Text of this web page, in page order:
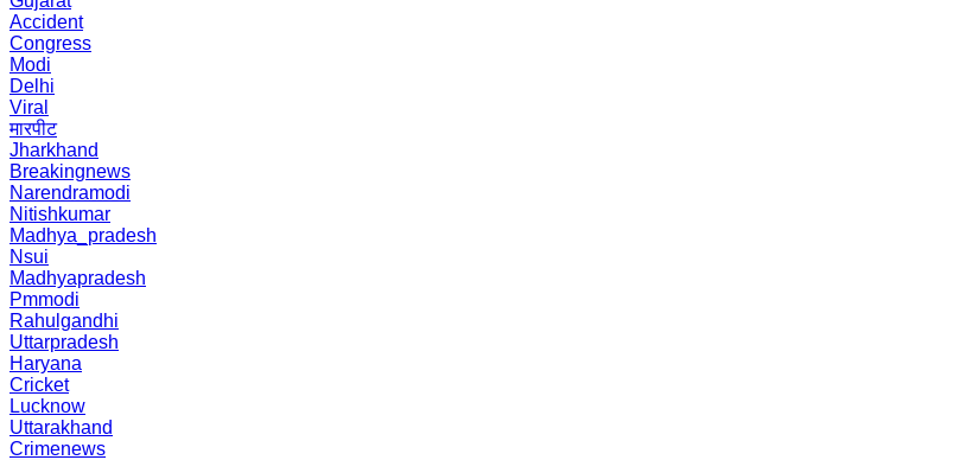
Accident
Congress
Modi
Delhi
Viral
मारपीट
Jharkhand
Breakingnews
Narendramodi
Nitishkumar
Madhya_pradesh
Nsui
Madhyapradesh
Pmmodi
Rahulgandhi
Uttarpradesh
Haryana
Cricket
Lucknow
Uttarakhand
Crimenews